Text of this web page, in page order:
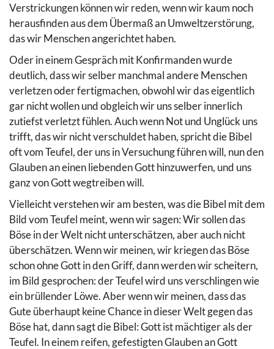
Verstrickungen können wir reden, wenn wir kaum noch
herausfinden aus dem Übermaß an Umweltzerstörung,
das wir Menschen angerichtet haben.
Oder in einem Gespräch mit Konfirmanden wurde
deutlich, dass wir selber manchmal andere Menschen
verletzen oder fertigmachen, obwohl wir das eigentlich
gar nicht wollen und obgleich wir uns selber innerlich
zutiefst verletzt fühlen. Auch wenn Not und Unglück uns
trifft, das wir nicht verschuldet haben, spricht die Bibel
oft vom Teufel, der uns in Versuchung führen will, nun den
Glauben an einen liebenden Gott hinzuwerfen, und uns
ganz von Gott wegtreiben will.
Vielleicht verstehen wir am besten, was die Bibel mit dem
Bild vom Teufel meint, wenn wir sagen: Wir sollen das
Böse in der Welt nicht unterschätzen, aber auch nicht
überschätzen. Wenn wir meinen, wir kriegen das Böse
schon ohne Gott in den Griff, dann werden wir scheitern,
im Bild gesprochen: der Teufel wird uns verschlingen wie
ein brüllender Löwe. Aber wenn wir meinen, dass das
Gute überhaupt keine Chance in dieser Welt gegen das
Böse hat, dann sagt die Bibel: Gott ist mächtiger als der
Teufel. In einem reifen, gefestigten Glauben an Gott